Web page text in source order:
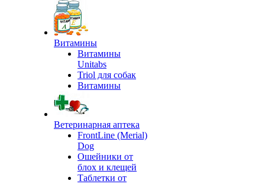
Витамины
Витамины
Unitabs
Triol для собак
Витамины
Ветеринарная аптека
FrontLine (Merial)
Dog
Ошейники от
блох и клещей
Таблетки от